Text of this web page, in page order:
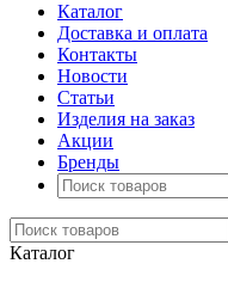
Каталог
Доставка и оплата
Контакты
Новости
Статьи
Изделия на заказ
Акции
Бренды
Каталог